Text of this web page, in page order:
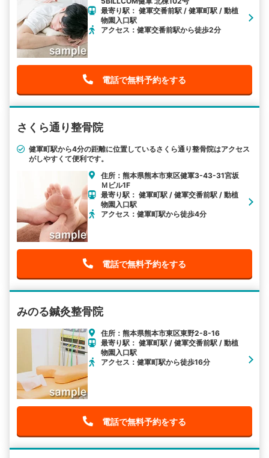
最寄り駅： 健軍交番前駅 / 健軍町駅 / 動植
物園入口駅
アクセス：健軍交番前駅から徒歩2分
電話で無料予約をする
さくら通り整骨院
健軍町駅から4分の距離に位置しているさくら通り整骨院はアクセス
がしやすくて便利です。
住所：熊本県熊本市東区健軍3-43-31宮坂
Ｍビル1F
最寄り駅： 健軍町駅 / 健軍交番前駅 / 動植
物園入口駅
アクセス：健軍町駅から徒歩4分
電話で無料予約をする
みのる鍼灸整骨院
住所：熊本県熊本市東区東野2-8-16
最寄り駅： 健軍町駅 / 健軍交番前駅 / 動植
物園入口駅
アクセス：健軍町駅から徒歩16分
電話で無料予約をする